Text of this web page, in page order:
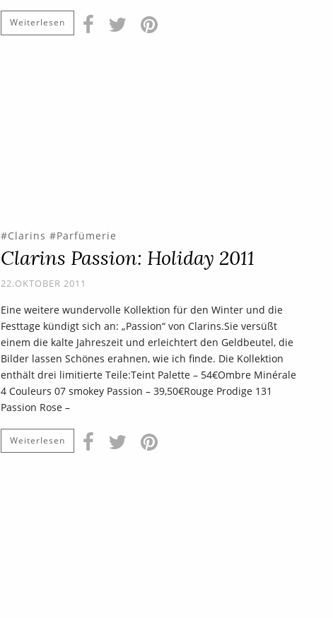
Weiterlesen
Clarins Parfümerie
Clarins Passion: Holiday 2011
22.OKTOBER 2011
Eine weitere wundervolle Kollektion für den Winter und die
Festtage kündigt sich an: „Passion“ von Clarins.Sie versüßt
einem die kalte Jahreszeit und erleichtert den Geldbeutel, die
Bilder lassen Schönes erahnen, wie ich finde. Die Kollektion
enthält drei limitierte Teile:Teint Palette – 54€Ombre Minérale
4 Couleurs 07 smokey Passion – 39,50€Rouge Prodige 131
Passion Rose –
Weiterlesen